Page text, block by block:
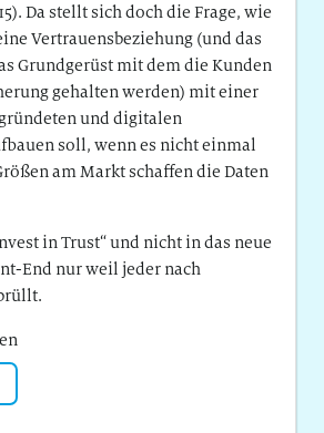
Da stellt sich doch die Frage, wie
Vertrauensbeziehung (und das
Grundgerüst mit dem die Kunden
gehalten werden) mit einer
und digitalen
soll, wenn es nicht einmal
am Markt schaffen die Daten
in Trust“ und nicht in das neue
End nur weil jeder nach